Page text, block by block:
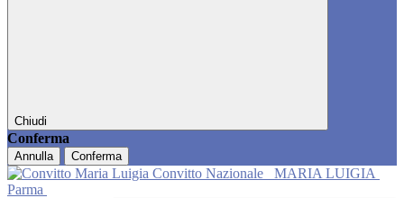
Chiudi
Conferma
Annulla Conferma
Convitto Nazionale
MARIA LUIGIA
Parma